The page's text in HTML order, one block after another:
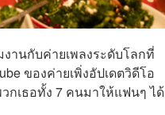
านกับค่ายเพลงระดับโลกที่
ของค่ายเพิ่งอัปเดตวิดีโอ
กเธอทั้ง 7 คนมาให้แฟนๆ ได้